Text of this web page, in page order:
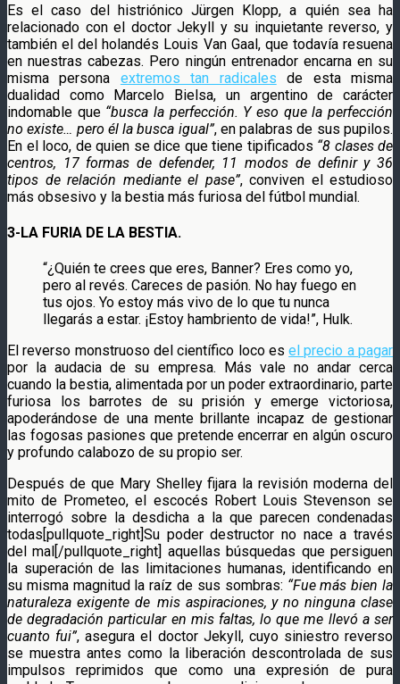
Es el caso del histriónico Jürgen Klopp, a quién sea ha
relacionado con el doctor Jekyll y su inquietante reverso, y
también el del holandés Louis Van Gaal, que todavía resuena
en nuestras cabezas. Pero ningún entrenador encarna en su
misma persona extremos tan radicales de esta misma
dualidad como Marcelo Bielsa, un argentino de carácter
indomable que “busca la perfección. Y eso que la perfección
no existe… pero él la busca igual”, en palabras de sus pupilos.
En el loco, de quien se dice que tiene tipificados “8 clases de
centros, 17 formas de defender, 11 modos de definir y 36
tipos de relación mediante el pase”, conviven el estudioso
más obsesivo y la bestia más furiosa del fútbol mundial.
3-LA FURIA DE LA BESTIA.
“¿Quién te crees que eres, Banner? Eres como yo,
pero al revés. Careces de pasión. No hay fuego en
tus ojos. Yo estoy más vivo de lo que tu nunca
llegarás a estar. ¡Estoy hambriento de vida!”, Hulk.
El reverso monstruoso del científico loco esel precio a pagar
por la audacia de su empresa. Más vale no andar cerca
cuando la bestia, alimentada por un poder extraordinario, parte
furiosa los barrotes de su prisión y emerge victoriosa,
apoderándose de una mente brillante incapaz de gestionar
las fogosas pasiones que pretende encerrar en algún oscuro
y profundo calabozo de su propio ser.
Después de que Mary Shelley fijara la revisión moderna del
mito de Prometeo, el escocés Robert Louis Stevenson se
interrogó sobre la desdicha a la que parecen condenadas
todas[pullquote_right]Su poder destructor no nace a través
del mal[/pullquote_right] aquellas búsquedas que persiguen
la superación de las limitaciones humanas, identificando en
su misma magnitud la raíz de sus sombras: “Fue más bien la
naturaleza exigente de mis aspiraciones, y no ninguna clase
de degradación particular en mis faltas, lo que me llevó a ser
cuanto fui”, asegura el doctor Jekyll, cuyo siniestro reverso
se muestra antes como la liberación descontrolada de sus
impulsos reprimidos que como una expresión de pura